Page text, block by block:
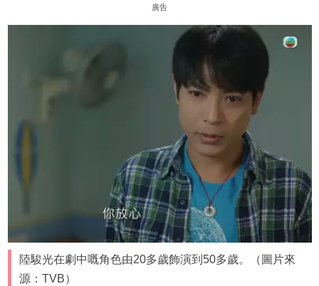
廣告
陸駿光在劇中嘅角色由20多歲飾演到50多歲。（圖片來
源：TVB）